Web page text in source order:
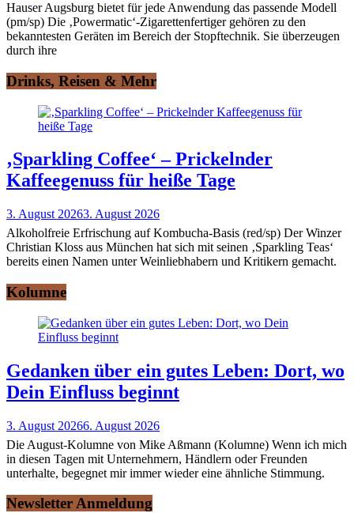
Hauser Augsburg bietet für jede Anwendung das passende Modell
(pm/sp) Die ‚Powermatic‘-Zigarettenfertiger gehören zu den
bekanntesten Geräten im Bereich der Stopftechnik. Sie überzeugen
durch ihre
Drinks, Reisen & Mehr
‚Sparkling Coffee‘ – Prickelnder
Kaffeegenuss für heiße Tage
3. August 20263. August 2026
Alkoholfreie Erfrischung auf Kombucha-Basis (red/sp) Der Winzer
Christian Kloss aus München hat sich mit seinen ‚Sparkling Teas‘
bereits einen Namen unter Weinliebhabern und Kritikern gemacht.
Kolumne
Gedanken über ein gutes Leben: Dort, wo
Dein Einfluss beginnt
3. August 20266. August 2026
Die August-Kolumne von Mike Aßmann (Kolumne) Wenn ich mich
in diesen Tagen mit Unternehmern, Händlern oder Freunden
unterhalte, begegnet mir immer wieder eine ähnliche Stimmung.
Newsletter Anmeldung